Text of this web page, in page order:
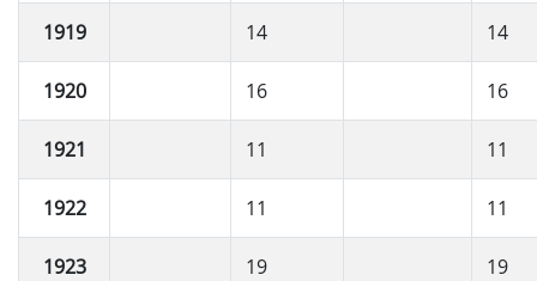
1919 14 14
1920 16 16
1921 11 11
1922 11 11
1923 19 19